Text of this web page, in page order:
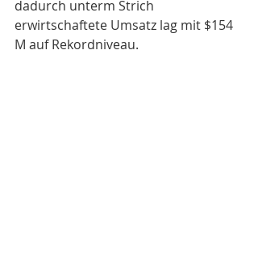
dadurch unterm Strich
erwirtschaftete Umsatz lag mit $154
M auf Rekordniveau.